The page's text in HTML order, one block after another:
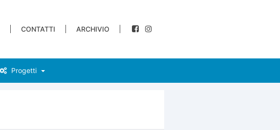
CONTATTI ARCHIVIO
Progetti